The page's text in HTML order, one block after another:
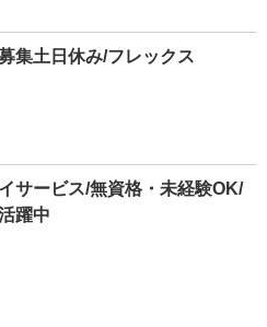
集土日休み/フレックス
サービス/無資格・未経験OK/
躍中